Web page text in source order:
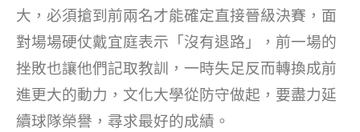
大，必須搶到前兩名才能確定直接晉級決賽，面
對場場硬仗戴宜庭表示「沒有退路」，前一場的
挫敗也讓他們記取教訓，一時失足反而轉換成前
進更大的動力，文化大學從防守做起，要盡力延
續球隊榮譽，尋求最好的成績。